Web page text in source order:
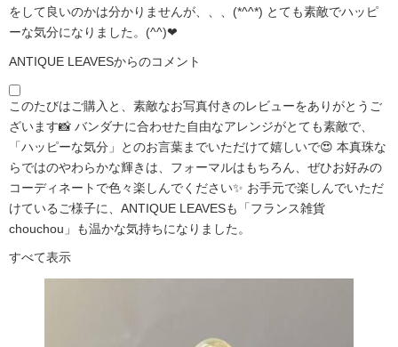
をして良いのかは分かりませんが、、、(*^^*) とても素敵でハッピ
ーな気分になりました。(^^)❤
ANTIQUE LEAVESからのコメント
このたびはご購入と、素敵なお写真付きのレビューをありがとうご
ざいます📸 バンダナに合わせた自由なアレンジがとても素敵で、
「ハッピーな気分」とのお言葉までいただけて嬉しいで😍 本真珠な
らではのやわらかな輝きは、フォーマルはもちろん、ぜひお好みの
コーディネートで色々楽しんでください✨ お手元で楽しんでいただ
けているご様子に、ANTIQUE LEAVESも「フランス雑貨
chouchou」も温かな気持ちになりました。
すべて表示